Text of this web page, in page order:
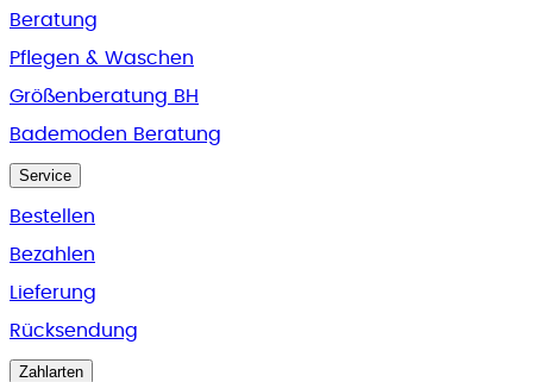
Beratung
Pflegen & Waschen
Größenberatung BH
Bademoden Beratung
Service
Bestellen
Bezahlen
Lieferung
Rücksendung
Zahlarten